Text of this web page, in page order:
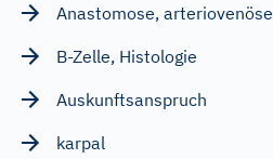
Anastomose, arteriovenöse
B-Zelle, Histologie
Auskunftsanspruch
karpal